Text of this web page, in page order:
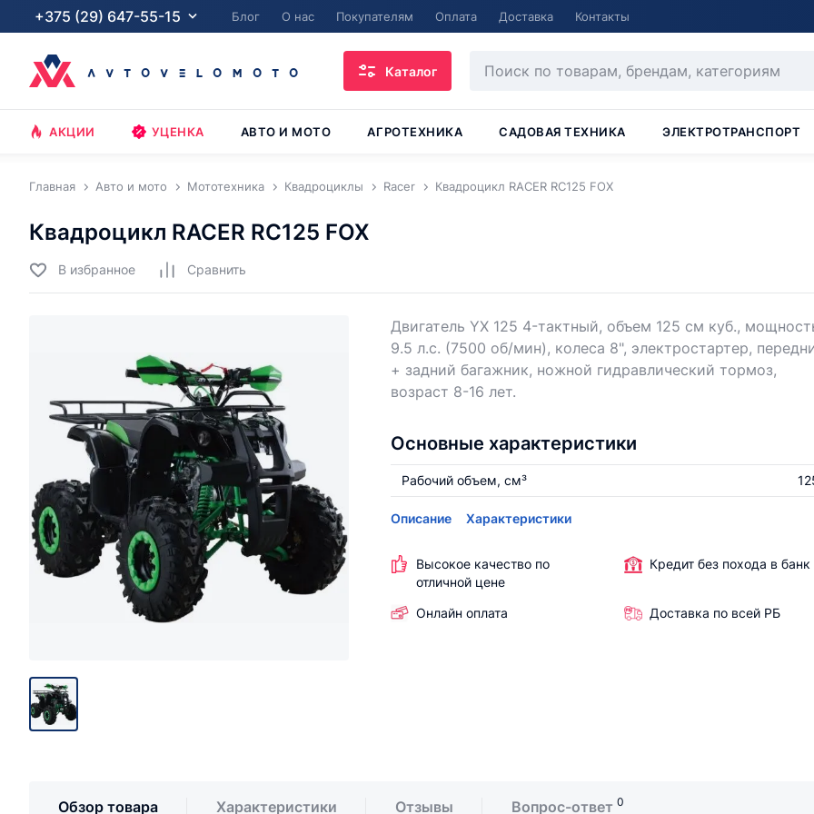
+375 (29) 647-55-15 Блог О нас Покупателям Оплата Доставка Контакты
Каталог
АКЦИИ УЦЕНКА АВТО И МОТО АГРОТЕХНИКА САДОВАЯ ТЕХНИКА ЭЛЕКТРОТРАНСПОРТ
Главная Авто и мото Мототехника Квадроциклы Racer Квадроцикл RACER RC125 FOX
Квадроцикл RACER RC125 FOX
В избранное Cравнить
Двигатель YX 125 4-тактный, объем 125 см куб.,
9.5 л.с. (7500 об/мин), колеса 8", электростартер,
+ задний багажник, ножной гидравлический тормоз,
возраст 8-16 лет.
Основные характеристики
Рабочий объем, см³
Описание Характеристики
Высокое качество по
отличной цене
Кредит без похода в банк
Онлайн оплата Доставка по всей РБ
Обзор товара Характеристики Отзывы Вопрос-ответ 0